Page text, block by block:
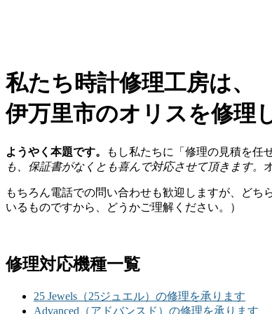
私たち時計修理工房は、
伊万里市のオリスを修理
ようやく本題です。
もし私たちに「修理の見積を任
も、保証書がなくとも喜んで対応させて頂きます。
もちろん電話での問い合わせも歓迎しますが、ど
いるものですから、どうかご理解ください。）
修理対応機種一覧
25 Jewels（25ジュエル）の修理を承ります
Advanced（アドバンスド）の修理を承ります